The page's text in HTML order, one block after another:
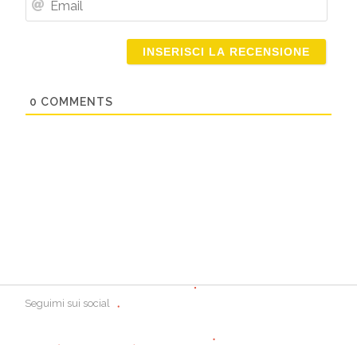
0 COMMENTS
Seguimi sui social